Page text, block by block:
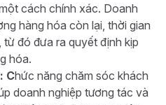
cách chính xác. Doanh
hàng hóa còn lại, thời gian
đó đưa ra quyết định kịp
hóa.
Chức năng chăm sóc khách
doanh nghiệp tương tác và